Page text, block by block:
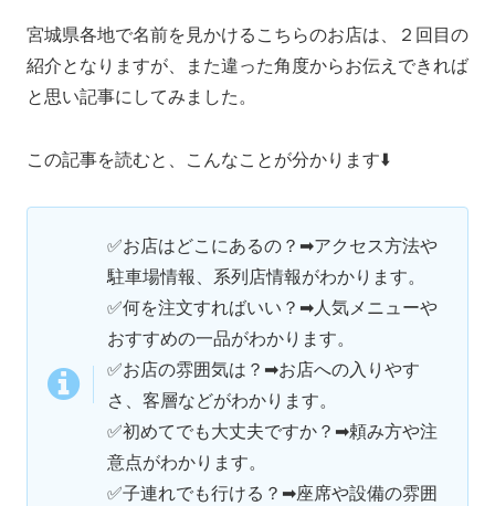
宮城県各地で名前を見かけるこちらのお店は、２回目の
紹介となりますが、また違った角度からお伝えできれば
と思い記事にしてみました。
この記事を読むと、こんなことが分かります⬇️
✅お店はどこにあるの？➡アクセス方法や
駐車場情報、系列店情報がわかります。
✅何を注文すればいい？➡人気メニューや
おすすめの一品がわかります。
✅お店の雰囲気は？➡お店への入りやす
さ、客層などがわかります。
✅初めてでも大丈夫ですか？➡頼み方や注
意点がわかります。
✅子連れでも行ける？➡座席や設備の雰囲